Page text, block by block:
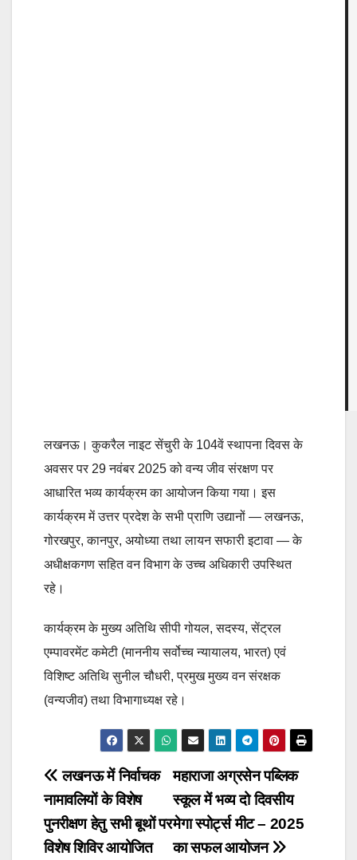
लखनऊ। कुकरैल नाइट सेंचुरी के 104वें स्थापना दिवस के
अवसर पर 29 नवंबर 2025 को वन्य जीव संरक्षण पर
आधारित भव्य कार्यक्रम का आयोजन किया गया। इस
कार्यक्रम में उत्तर प्रदेश के सभी प्राणि उद्यानों — लखनऊ,
गोरखपुर, कानपुर, अयोध्या तथा लायन सफारी इटावा — के
अधीक्षकगण सहित वन विभाग के उच्च अधिकारी उपस्थित
रहे।
कार्यक्रम के मुख्य अतिथि सीपी गोयल, सदस्य, सेंट्रल
एम्पावरमेंट कमेटी (माननीय सर्वोच्च न्यायालय, भारत) एवं
विशिष्ट अतिथि सुनील चौधरी, प्रमुख मुख्य वन संरक्षक
(वन्यजीव) तथा विभागाध्यक्ष रहे।
Post
navigation
महाराजा अग्रसेन पब्लिक
स्कूल में भव्य दो दिवसीय
मेगा स्पोर्ट्स मीट – 2025
का सफल आयोजन
लखनऊ में निर्वाचक
नामावलियों के विशेष
पुनरीक्षण हेतु सभी बूथों पर
विशेष शिविर आयोजित